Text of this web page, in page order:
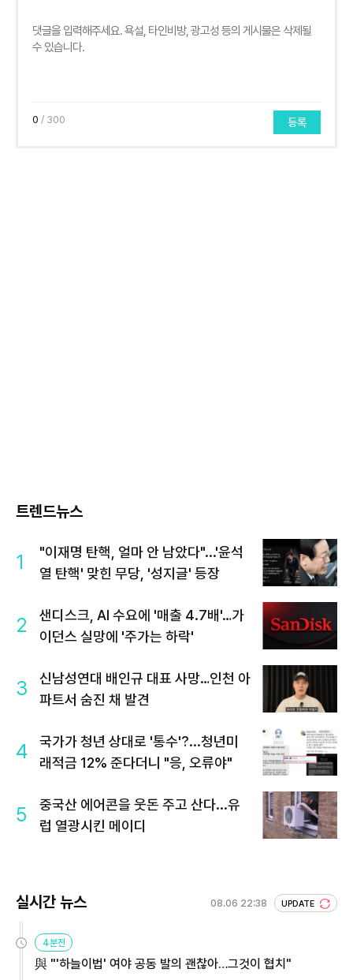
0 / 300 등록
트렌드뉴스
1
"이재명 탄핵, 얼마 안 남았다"...'윤석
열 탄핵' 맞힌 무당, '성지글' 등장
2
샌디스크, AI 수요에 '매출 4.7배'…가
이던스 실망에 '주가는 하락'
3
신남성연대 배인규 대표 사망…인천 아
파트서 숨진 채 발견
4
국가가 청년 상대로 '통수'?...청년미
래적금 12% 준다더니 "응, 오류야"
5
중국산 에어콘을 웃돈 주고 산다...유
럽 열광시킨 메이디
실시간 뉴스 08.06 22:38 UPDATE
4분전
與 "'하늘이법' 여야 공동 발의 괜찮아…그것이 협치"